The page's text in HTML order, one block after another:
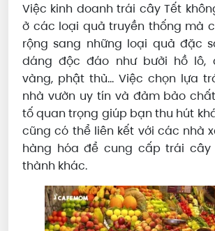
Việc kinh doanh trái cây Tết
ở các loại quả truyền thống mà
rộng sang những loại quả đặc
dáng độc đáo như bưởi hồ lô,
vàng, phật thủ... Việc chọn lựa
nhà vườn uy tín và đảm bảo
tố quan trọng giúp bạn thu hút
cũng có thể liên kết với các nhà
hàng hóa để cung cấp trái
thành khác.